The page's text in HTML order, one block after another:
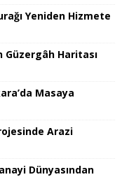
Yeniden Hizmete
Güzergâh Haritası
Masaya
Arazi
Dünyasından